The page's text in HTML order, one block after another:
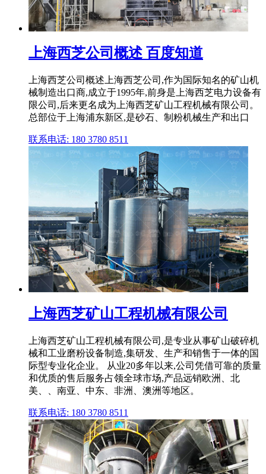
上海西芝公司概述 百度知道
上海西芝公司概述上海西芝公司,作为国际知名的矿山机
械制造出口商,成立于1995年,前身是上海西芝电力设备有
限公司,后来更名成为上海西芝矿山工程机械有限公司。
总部位于上海浦东新区,是砂石、制粉机械生产和出口
联系电话: 180 3780 8511
上海西芝矿山工程机械有限公司
上海西芝矿山工程机械有限公司,是专业从事矿山破碎机
械和工业磨粉设备制造,集研发、生产和销售于一体的国
际型专业化企业。 从业20多年以来,公司凭借可靠的质量
和优质的售后服务占领全球市场,产品远销欧洲、北
美、、南亚、中东、非洲、澳洲等地区。
联系电话: 180 3780 8511